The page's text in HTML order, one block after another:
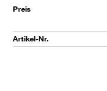
Preis
Artikel-Nr.